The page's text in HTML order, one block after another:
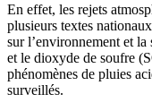
En effet, les rejets
plusieurs textes
sur l’environnement et
et le dioxyde de soufre
phénomènes de pluies
surveillés.